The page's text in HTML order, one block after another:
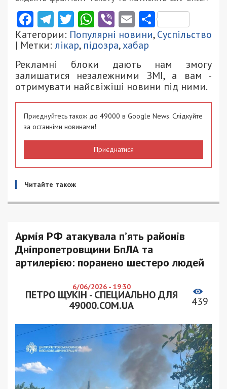
Facebook
Telegram
Twitter
WhatsApp
ViberEmail
Категории: Популярні новини,Суспільство
| Метки: лікар, підозра,хабар
Рекламні блоки дають нам змогу
залишатися незалежними ЗМІ, а вам -
отримувати найсвіжіші новини під ними.
Приєднуйтесь також до 49000 в Google News. Слідкуйте
за останніми новинами!
Приєднатися
Читайте також
Армія РФ атакувала п’ять районів
Дніпропетровщини БпЛА та
артилерією: поранено шестеро людей
6/06/2026 - 19:30
ПЕТРО ЩУКІН - СПЕЦИАЛЬНО ДЛЯ
49000.COM.UA
439